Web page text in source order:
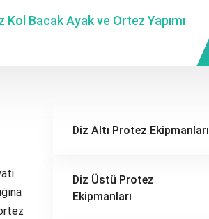
Kol Bacak Ayak ve Ortez Yapımı
Diz Altı Protez Ekipmanları
Diz Üstü Protez
Ekipmanları